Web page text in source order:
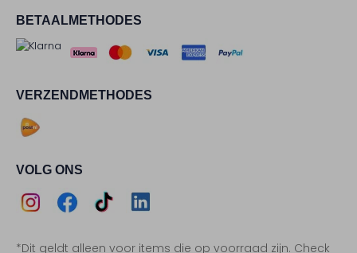
BETAALMETHODES
VERZENDMETHODES
VOLG ONS
*Dit geldt alleen voor items die op voorraad zijn. Check